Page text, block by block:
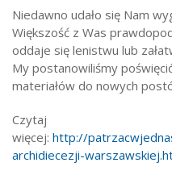
Niedawno udało się Nam
Większość z Was
oddaje się lenistwu lub
My postanowiliśmy
materiałów do nowych
Czytaj
więcej: http://
archidiecezji-